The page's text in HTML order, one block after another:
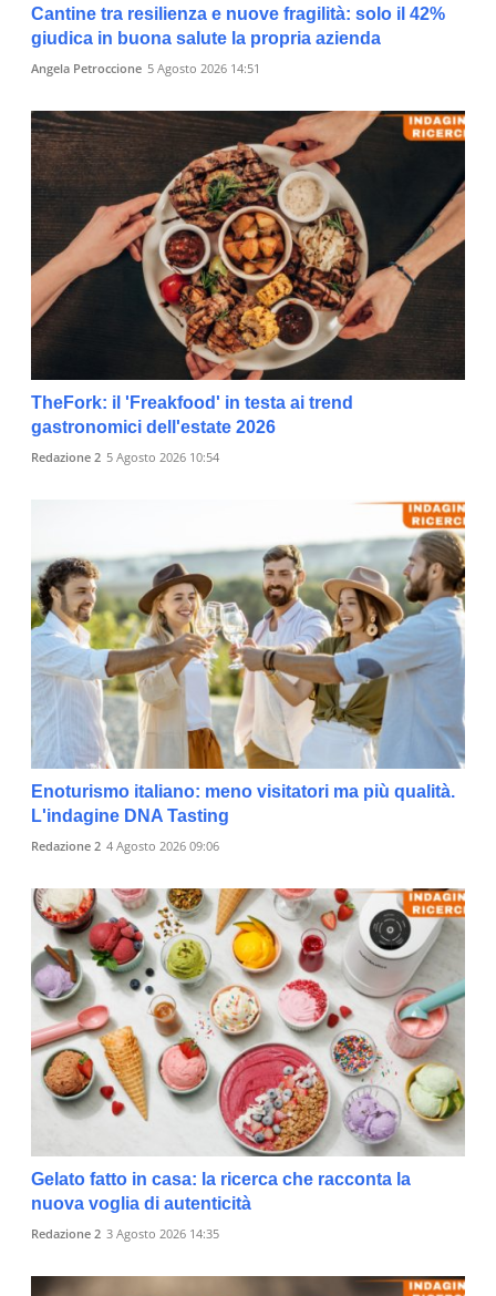
Cantine tra resilienza e nuove fragilità: solo il 42%
giudica in buona salute la propria azienda
Angela Petroccione 5 Agosto 2026 14:51
TheFork: il 'Freakfood' in testa ai trend
gastronomici dell'estate 2026
Redazione 2 5 Agosto 2026 10:54
Enoturismo italiano: meno visitatori ma più qualità.
L'indagine DNA Tasting
Redazione 2 4 Agosto 2026 09:06
Gelato fatto in casa: la ricerca che racconta la
nuova voglia di autenticità
Redazione 2 3 Agosto 2026 14:35